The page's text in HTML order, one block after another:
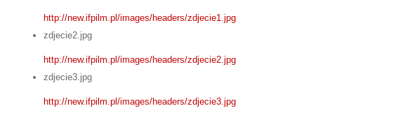
http://new.ifpilm.pl/images/headers/zdjecie1.jpg
zdjecie2.jpg
http://new.ifpilm.pl/images/headers/zdjecie2.jpg
zdjecie3.jpg
http://new.ifpilm.pl/images/headers/zdjecie3.jpg